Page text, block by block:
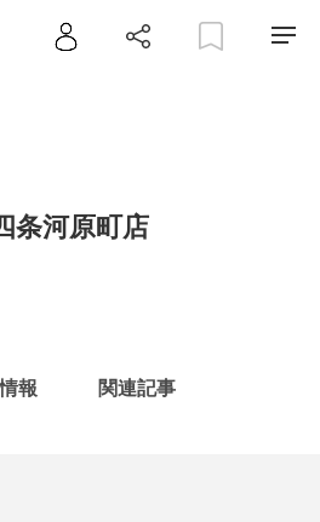
条河原町店
報 関連記事